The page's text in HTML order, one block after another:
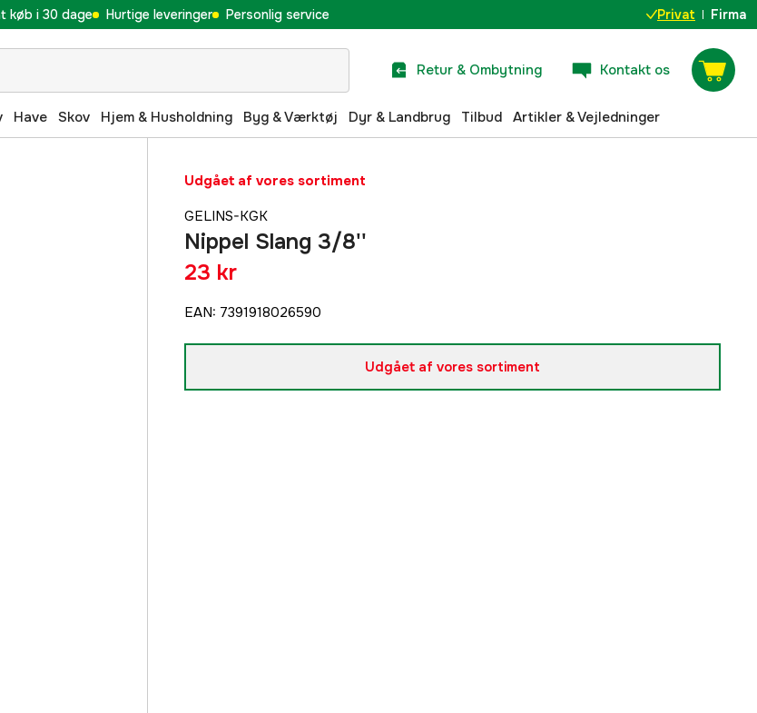
køb i 30 dage Hurtige leveringer Personlig service Privat Firma
Retur & Ombytning Kontakt os
Have Skov Hjem & Husholdning Byg & Værktøj Dyr & Landbrug Tilbud Artikler & Vejledninger
Udgået af vores sortiment
GELINS-KGK
Nippel Slang 3/8''
23 kr
EAN: 7391918026590
Udgået af vores sortiment